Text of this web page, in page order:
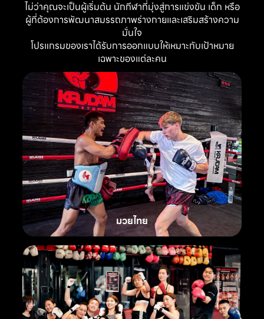
ไม่ว่าคุณจะเป็นผู้เริ่มต้น นักกีฬาที่มุ่งสู่การแข่งขัน เด็ก หรือ
ผู้ที่ต้องการพัฒนาสมรรถภาพร่างกายและเสริมสร้างความ
มั่นใจ
โปรแกรมของเราได้รับการออกแบบให้เหมาะกับเป้าหมาย
เฉพาะของแต่ละคน
มวยไทย